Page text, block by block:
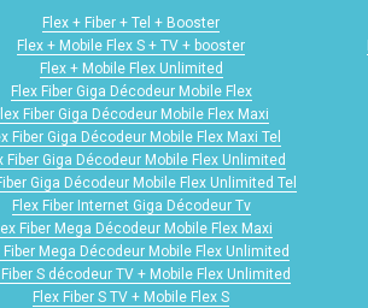
Flex + Fiber + Tel + Booster
Flex + Mobile Flex S + TV + booster
Flex + Mobile Flex Unlimited
Flex Fiber Giga Décodeur Mobile Flex
Fiber Giga Décodeur Mobile Flex Maxi
Fiber Giga Décodeur Mobile Flex Maxi Tel
Fiber Giga Décodeur Mobile Flex Unlimited
Giga Décodeur Mobile Flex Unlimited Tel
Flex Fiber Internet Giga Décodeur Tv
Fiber Mega Décodeur Mobile Flex Maxi
Fiber Mega Décodeur Mobile Flex Unlimited
Fiber S décodeur TV + Mobile Flex Unlimited
Flex Fiber S TV + Mobile Flex S